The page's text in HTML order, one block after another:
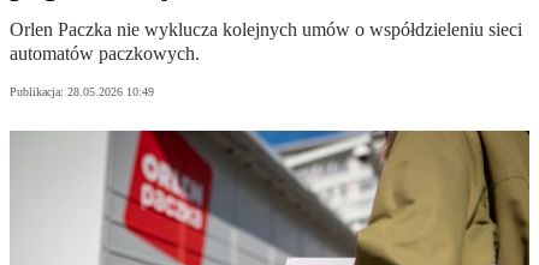
Orlen Paczka nie wyklucza kolejnych umów o współdzieleniu sieci
automatów paczkowych.
Publikacja: 28.05.2026 10:49